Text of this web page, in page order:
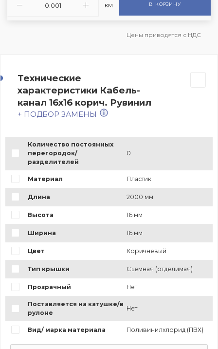
км В КОРЗИНУ
Цены приводятся с НДС
Технические
характеристики Кабель-
канал 16х16 корич. Рувинил
+ ПОДБОР ЗАМЕНЫ
Количество постоянных
перегородок/
разделителей
0
Материал Пластик
Длина 2000 мм
Высота 16 мм
Ширина 16 мм
Цвет Коричневый
Тип крышки Съемная (отделимая)
Прозрачный Нет
Поставляется на катушке/в
рулоне
Нет
Вид/ марка материала Поливинилхлорид (ПВХ)